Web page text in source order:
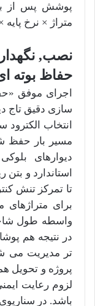
پوشش پس از
متراژ × نرخ
نصب,
حفاظ بوته ای
مسیر بار حفظ
دیوارهای
استاندارد و
تا تمرکز تنش
در نتیجه هم
تر مدیریت می
پروژه و تحویل